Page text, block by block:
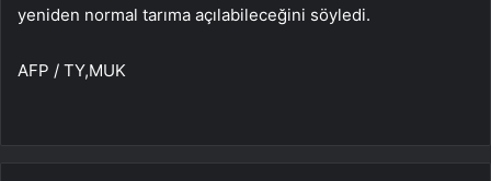
yeniden normal tarıma açılabileceğini söyledi.
AFP / TY,MUK